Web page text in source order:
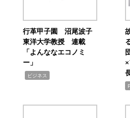
行革甲子園 沼尾波子
東洋大学教授 連載
「よんななエコノミ
ー」
ビジネス